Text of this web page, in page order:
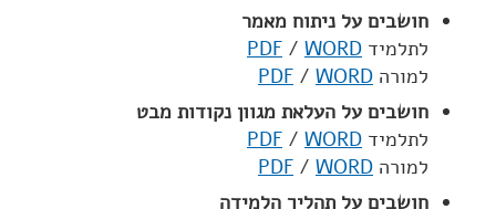
חושבים על ניתוח מאמר
לתלמיד
PDF / WORD
למורה
PDF / WORD
חושבים על העלאת מגוון נקודות מבט
לתלמיד
PDF / WORD
למורה
PDF / WORD
חושבים על תהליך הלמידה